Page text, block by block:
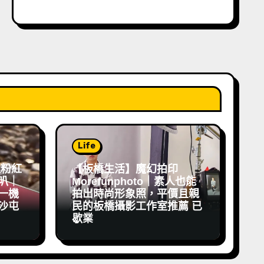
紅
｜
機
屯
Life
【板橋生活】魔幻拍印
Morefunphoto｜素人也能
拍出時尚形象照，平價且親
民的板橋攝影工作室推薦 已
歇業